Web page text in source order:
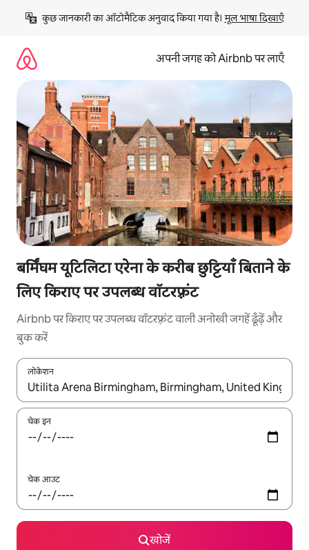
छोड़कर
कॉन्टेंट
कुछ जानकारी का ऑटोमैटिक अनुवाद किया गया है। मूल भाषा दिखाएँ
अपनी जगह को Airbnb पर लाएँ
बर्मिंघम यूटिलिटा एरेना के करीब छुट्टियाँ बिताने के
लिए किराए पर उपलब्ध वॉटरफ़्रंट
Airbnb पर किराए पर उपलब्ध वॉटरफ़्रंट वाली अनोखी जगहें ढूँढ़ें और
बुक करें
लोकेशन
नतीजों के उपलब्ध होने पर, अप और डाउन 'ऐरो की' का इस्तेमाल करके नेविगेट
चेक इन
चेक आउट
खोजें